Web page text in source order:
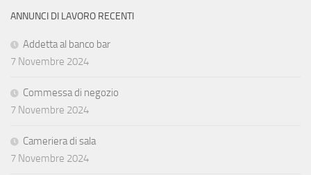
ANNUNCI DI LAVORO RECENTI
Addetta al banco bar
7 Novembre 2024
Commessa di negozio
7 Novembre 2024
Cameriera di sala
7 Novembre 2024